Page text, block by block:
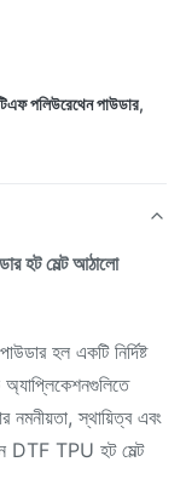
পলিউরেথেন পাউডার,
হট মেল্ট আঠালো
হল একটি নির্দিষ্ট
অ্যাপ্লিকেশনগুলিতে
নমনীয়তা, স্থায়িত্ব এবং
DTF TPU হট মেল্ট